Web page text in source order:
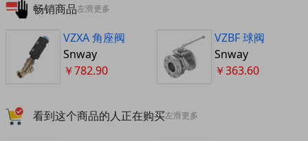
畅销商品左滑更多
VZXA 角座阀
Snway
￥782.90
VZBF 球阀
Snway
￥363.60
看到这个商品的人正在购买左滑更多